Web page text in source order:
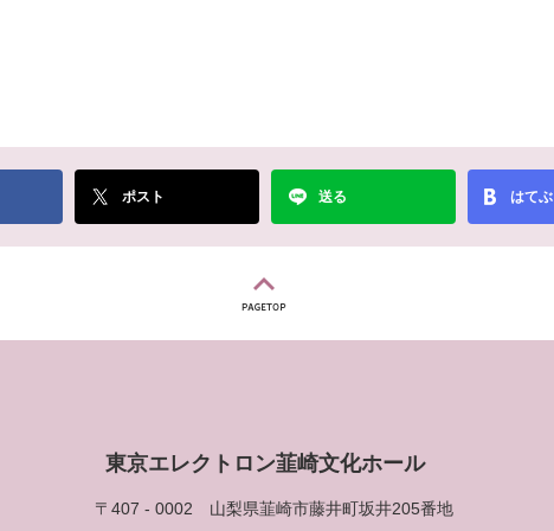
ポスト 送る はてぶ
東京エレクトロン韮崎文化ホール
〒407 - 0002 山梨県韮崎市藤井町坂井205番地